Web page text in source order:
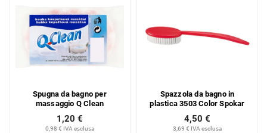
Spugna da bagno per
massaggio Q Clean
0,98 € IVA esclusa
1,20 €
Spazzola da bagno in
plastica 3503 Color Spokar
3,69 € IVA esclusa
4,50 €